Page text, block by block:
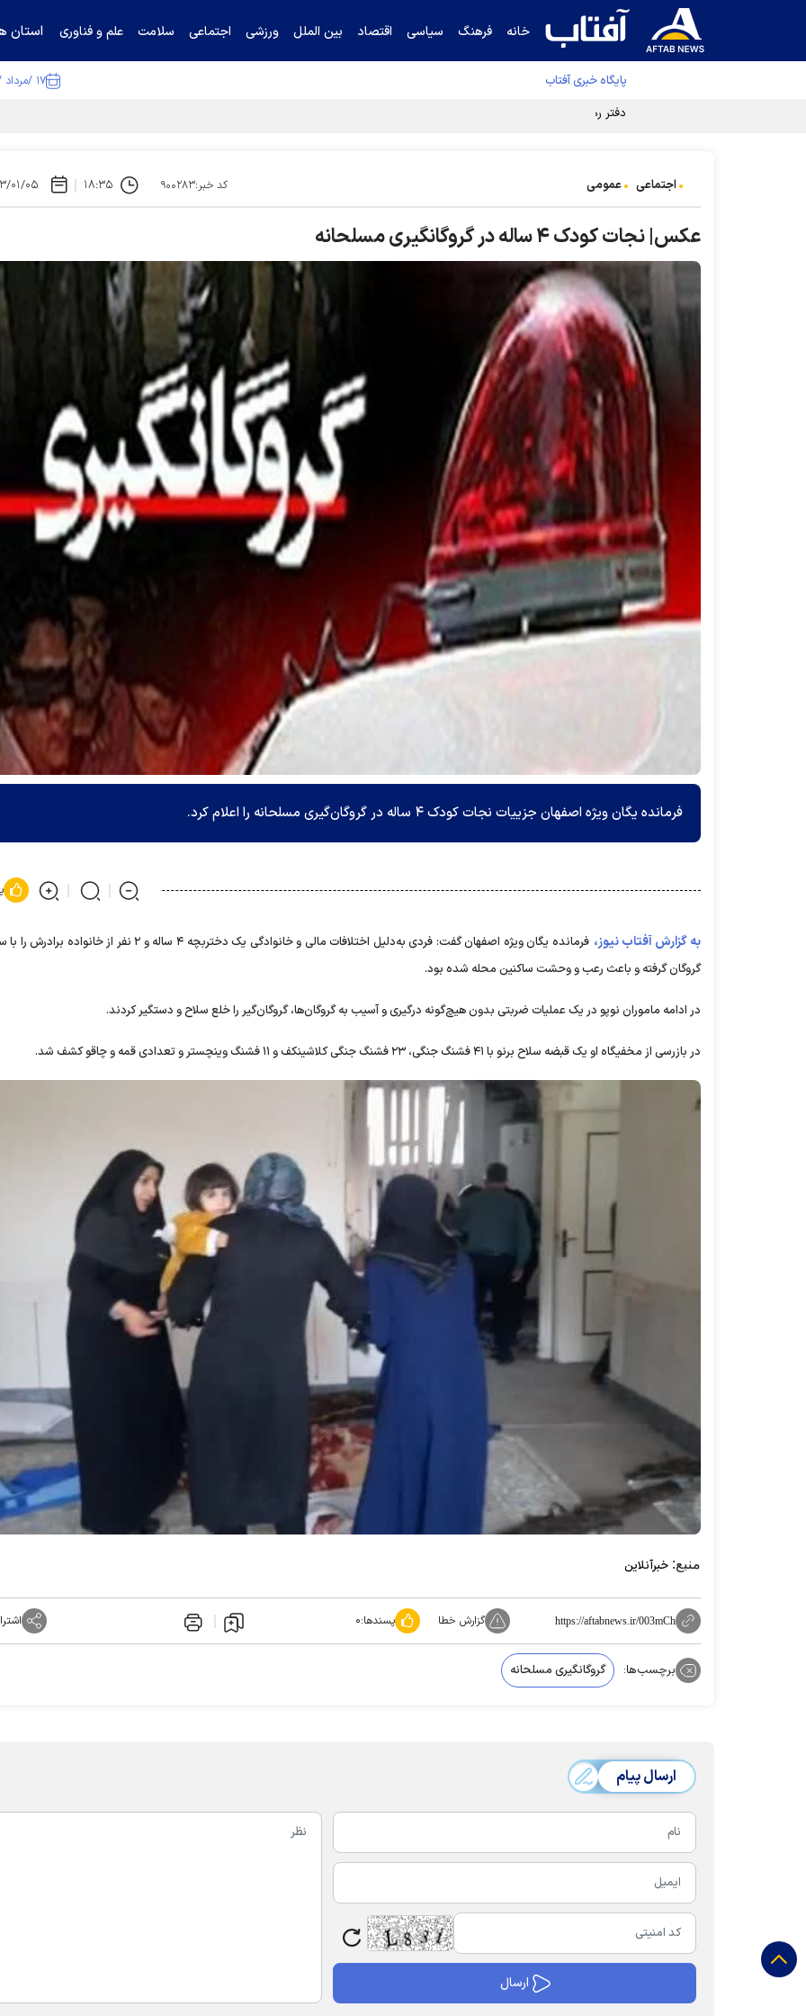
خانه فرهنگ سیاسی اقتصاد بین الملل ورزشی اجتماعی سلامت علم و فناوری استان
پایگاه خبری آفتاب ۱۷ /مرداد /۱۴۰۵
دفتر رهبر انقلاب ادعای خرازی درباره پزشکیان را تکذیب کرد
اجتماعی عمومی کد خبر:۹۰۰۲۸۳ ۱۸:۳۵ ۱۴۰۳/
عکس| نجات کودک ۴ ساله در گروگانگیری مسلحانه
فرمانده یگان‌ ویژه اصفهان جزییات نجات کودک ۴ ساله در گروگان‌گیری مسلحانه را اعلام کرد.
به گزارش آفتاب نیوز،
فرمانده یگان ویژه اصفهان گفت: فردی به‌دلیل اختلافات مالی و خانوادگی یک دختربچه ۴ ساله و ۲ نفر از
گروگان گرفته و باعث رعب و وحشت ساکنین محله شده بود.
در ادامه ماموران نوپو در یک عملیات ضربتی بدون هیچ‌گونه درگیری و آسیب به گروگان‌ها، گروگان‌گیر را خلع سلاح و دستگیر کردند.
در بازرسی از مخفیگاه او یک قبضه سلاح برنو با ۴۱ فشنگ جنگی، ۲۳ فشنگ جنگی کلاشینکف و ۱۱ فشنگ وینچستر و تعدادی قمه و چاقو کشف شد.
منبع: خبرآنلاین
https://aftabnews.ir/003mCh گزارش خطا پسندها:۰
برچسب‌ها: گروگانگیری مسلحانه
ارسال پیام